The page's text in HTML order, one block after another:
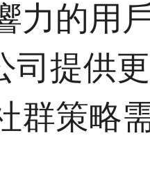
力的用
司提供
群策略